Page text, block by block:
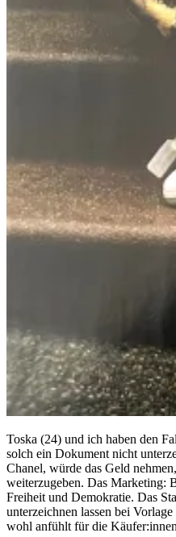
Toska (24) und ich haben den
solch ein Dokument nicht
Chanel, würde das Geld
weiterzugeben. Das Marketing:
Freiheit und Demokratie. Das
unterzeichnen lassen bei
wohl anfühlt für die